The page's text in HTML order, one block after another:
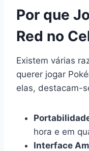
Por que
Red no
Existem várias
querer jogar
elas, destacam-
hora e em
Interface